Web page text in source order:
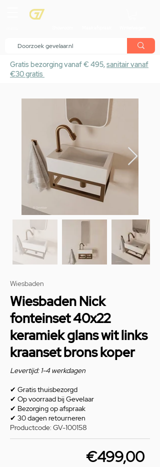
Gratis bezorging vanaf € 495,sanitair vanaf
€30 gratis
Wiesbaden
Wiesbaden Nick
fonteinset 40x22
keramiek glans wit links
kraanset brons koper
Levertijd: 1-4 werkdagen
✔ Gratis thuisbezorgd
✔ Op voorraad bij Gevelaar
✔ Bezorging op afspraak
✔ 30 dagen retourneren
Productcode: GV-100158
€499,00